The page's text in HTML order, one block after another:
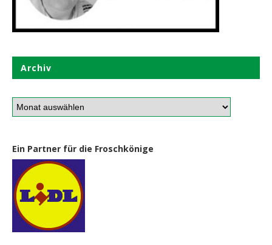
Archiv
Ein Partner für die Froschkönige